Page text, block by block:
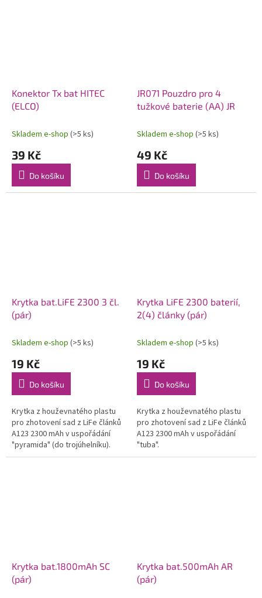
Konektor Tx bat HITEC
(ELCO)
Skladem e-shop (>5 ks)
39 Kč
Do košíku
JR071 Pouzdro pro 4
tužkové baterie (AA) JR
Skladem e-shop (>5 ks)
49 Kč
Do košíku
Krytka bat.LiFE 2300 3 čl.
(pár)
Skladem e-shop (>5 ks)
19 Kč
Do košíku
Krytka z houževnatého plastu
pro zhotovení sad z LiFe článků
A123 2300 mAh v uspořádání
"pyramida" (do trojúhelníku).
Krytka LiFE 2300 baterií,
2(4) články (pár)
Skladem e-shop (>5 ks)
19 Kč
Do košíku
Krytka z houževnatého plastu
pro zhotovení sad z LiFe článků
A123 2300 mAh v uspořádání
"tuba".
Krytka bat.1800mAh SC
(pár)
Krytka bat.500mAh AR
(pár)